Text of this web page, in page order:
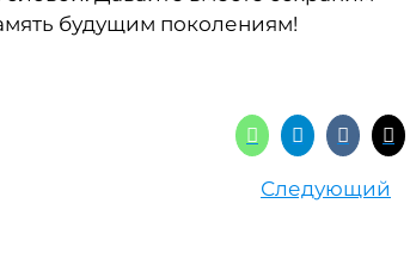
будущим поколениям!
Следующий